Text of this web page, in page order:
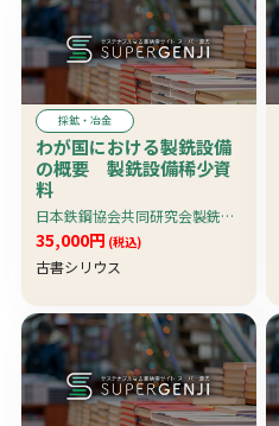
採鉱・冶金
わが国における製銑設備
の概要 製銑設備稀少資
料
日本鉄鋼協会共同研究会製銑部会編
35,000円 (税込)
古書シリウス